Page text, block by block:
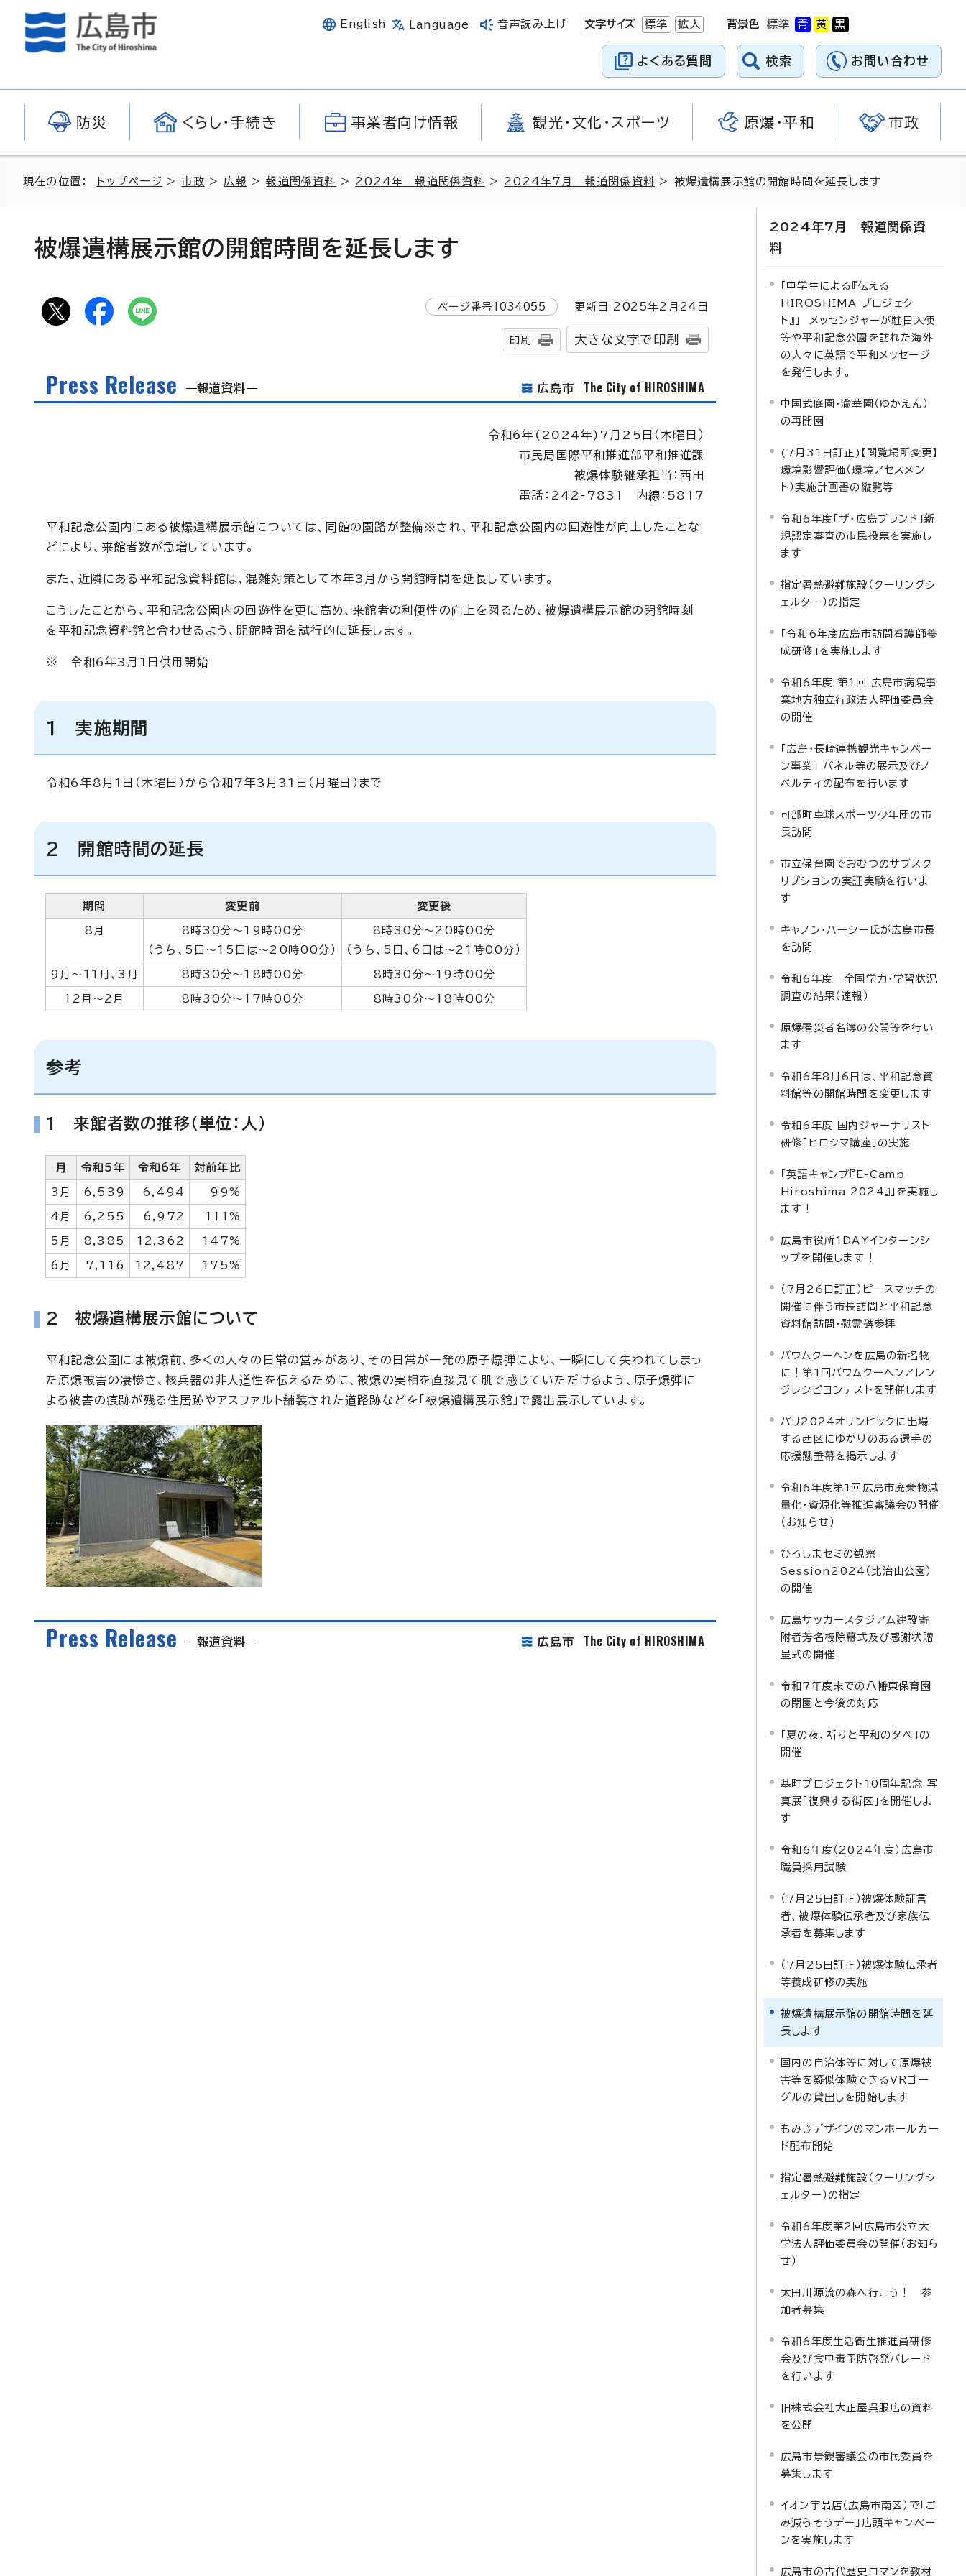
English Language 音声読み上げ 文字サイズ 標準 拡大 背景色
よくある質問 検索 お問い合わせ
防災 くらし・手続き 事業者向け情報 観光・文化・スポーツ 原爆・平和 市政
現在の位置： トップページ >市政 > 広報 >報道関係資料 > 2024年 報道関係資料 > 2024年7月 報道関係資料 > 被爆遺構展示館の開館時間を延長します
被爆遺構展示館の開館時間を延長します
ページ番号1034055 更新日 2025年2月 24 日
印刷 大きな文字で印刷
Press Release 報道資料 広島市 The City of HIROSHIMA
令和6年(2024年)7月25日（木曜日）
市民局国際平和推進部平和推進課
被爆体験継承担当：西田
電話：242-7831 内線：5817
平和記念公園内にある被爆遺構展示館については、同館の園路が整備※され、平和記念公園内の回遊性が向上したことな
どにより、来館者数が急増しています。
また、近隣にある平和記念資料館は、混雑対策として本年3月から開館時間を延長しています。
こうしたことから、平和記念公園内の回遊性を更に高め、来館者の利便性の向上を図るため、被爆遺構展示館の閉館時刻
を平和記念資料館と合わせるよう、開館時間を試行的に延長します。
※ 令和6年3月1日供用開始
1 実施期間
令和6年8月1日（木曜日）から令和7年3月31日（月曜日）まで
2 開館時間の延長
期間 変更前 変更後
8月
8時30分～19時00分
（うち、5日～15日は～20時00分）
8時30分～20時00分
（うち、5日、6日は～21時00分）
9月～11月、3月 8時30分～18時00分 8時30分～19時00分
12月～2月 8時30分～17時00分 8時30分～18時00分
参考
1 来館者数の推移（単位：人）
月 令和5年 令和6年 対前年比
3月 6,539 6,494 99%
4月 6,255 6,972 111%
5月 8,385 12,362 147%
6月 7,116 12,487 175%
2 被爆遺構展示館について
平和記念公園には被爆前、多くの人々の日常の営みがあり、その日常が一発の原子爆弾により、一瞬にして失われてしまっ
た原爆被害の凄惨さ、核兵器の非人道性を伝えるために、被爆の実相を直接見て肌で感じていただけるよう、原子爆弾に
よる被害の痕跡が残る住居跡やアスファルト舗装された道路跡などを「被爆遺構展示館」で露出展示しています。
Press Release 報道資料 広島市 The City of HIROSHIMA
2024年7月 報道関係資
料
「中学生による『伝える
HIROSHIMA プロジェク
ト』」 メッセンジャーが駐日大使
等や平和記念公園を訪れた海外
の人々に英語で平和メッセージ
を発信します。
中国式庭園・渝華園（ゆかえん）
の再開園
(7月31日訂正)【閲覧場所変更】
環境影響評価（環境アセスメン
ト）実施計画書の縦覧等
令和6年度「ザ・広島ブランド」新
規認定審査の市民投票を実施し
ます
指定暑熱避難施設（クーリングシ
ェルター）の指定
「令和6年度広島市訪問看護師養
成研修」を実施します
令和6年度 第1回 広島市病院事
業地方独立行政法人評価委員会
の開催
「広島・長崎連携観光キャンペー
ン事業」 パネル等の展示及びノ
ベルティの配布を行います
可部町卓球スポーツ少年団の市
長訪問
市立保育園でおむつのサブスク
リプションの実証実験を行いま
す
キャノン・ハーシー氏が広島市長
を訪問
令和6年度 全国学力・学習状況
調査の結果（速報）
原爆罹災者名簿の公開等を行い
ます
令和6年8月6日は、平和記念資
料館等の開館時間を変更します
令和6年度 国内ジャーナリスト
研修「ヒロシマ講座」の実施
「英語キャンプ『E-Camp
Hiroshima 2024』」を実施し
ます！
広島市役所1DAYインターンシ
ップを開催します！
（7月26日訂正）ピースマッチの
開催に伴う市長訪問と平和記念
資料館訪問・慰霊碑参拝
バウムクーヘンを広島の新名物
に！第1回バウムクーヘンアレン
ジレシピコンテストを開催します
パリ2024オリンピックに出場
する西区にゆかりのある選手の
応援懸垂幕を掲示します
令和6年度第1回広島市廃棄物減
量化・資源化等推進審議会の開催
（お知らせ）
ひろしまセミの観察
Session2024（比治山公園）
の開催
広島サッカースタジアム建設寄
附者芳名板除幕式及び感謝状贈
呈式の開催
令和7年度末での八幡東保育園
の閉園と今後の対応
「夏の夜、祈りと平和の夕べ」の
開催
基町プロジェクト10周年記念 写
真展「復興する街区」を開催しま
す
令和6年度（2024年度）広島市
職員採用試験
（7月25日訂正）被爆体験証言
者、被爆体験伝承者及び家族伝
承者を募集します
（7月25日訂正）被爆体験伝承者
等養成研修の実施
被爆遺構展示館の開館時間を延
長します
国内の自治体等に対して原爆被
害等を疑似体験できるVRゴー
グルの貸出しを開始します
もみじデザインのマンホールカー
ド配布開始
指定暑熱避難施設（クーリングシ
ェルター）の指定
令和6年度第2回広島市公立大
学法人評価委員会の開催（お知ら
せ）
太田川源流の森へ行こう！ 参
加者募集
令和6年度生活衛生推進員研修
会及び食中毒予防啓発パレード
を行います
旧株式会社大正屋呉服店の資料
を公開
広島市景観審議会の市民委員を
募集します
イオン宇品店（広島市南区）で「ご
み減らそうデー」店頭キャンペー
ンを実施します
広島市の古代歴史ロマンを教材